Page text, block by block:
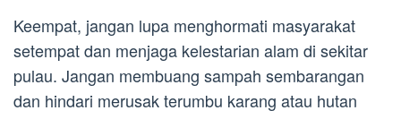
Keempat, jangan lupa menghormati masyarakat
setempat dan menjaga kelestarian alam di sekitar
pulau. Jangan membuang sampah sembarangan
dan hindari merusak terumbu karang atau hutan